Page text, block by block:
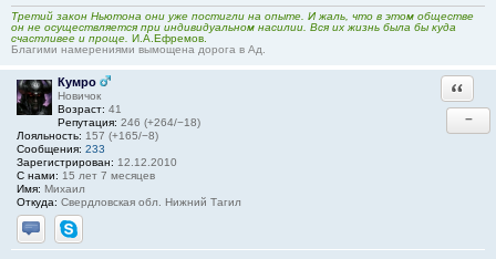
Третий закон Ньютона они уже постигли на опыте. И жаль, что в этом обществе
он не осуществляется при индивидуальном насилии. Вся их жизнь была бы куда
счастливее и проще. И.А.Ефремов.
Благими намерениями вымощена дорога в Ад.
Кумро
Новичок
Возраст: 41
Репутация: 246 (+264/−18)
Лояльность: 157 (+165/−8)
Сообщения: 233
Зарегистрирован: 12.12.2010
С нами: 15 лет 7 месяцев
Имя: Михаил
Откуда: Свердловская обл. Нижний Тагил
Отправить личное сообщение
Skype
−